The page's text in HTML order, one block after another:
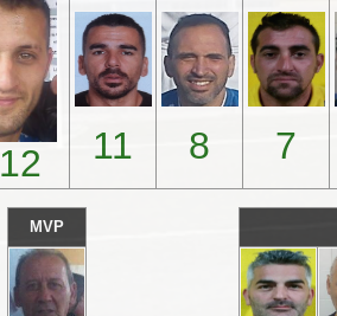
12 11 8 7
MVP